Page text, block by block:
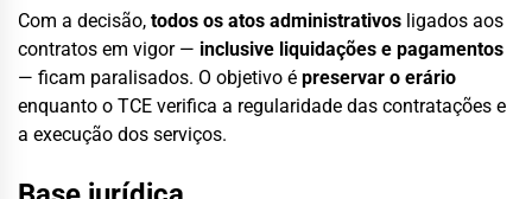
Com a decisão, todos os atos administrativos ligados aos
contratos em vigor — inclusive liquidações e pagamentos
— ficam paralisados. O objetivo é preservar o erário
enquanto o TCE verifica a regularidade das contratações e
a execução dos serviços.